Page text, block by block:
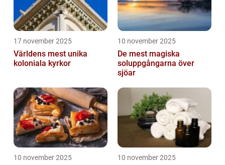
17 november 2025
Världens mest unika
koloniala kyrkor
10 november 2025
De mest magiska
soluppgångarna över
sjöar
10 november 2025 10 november 2025